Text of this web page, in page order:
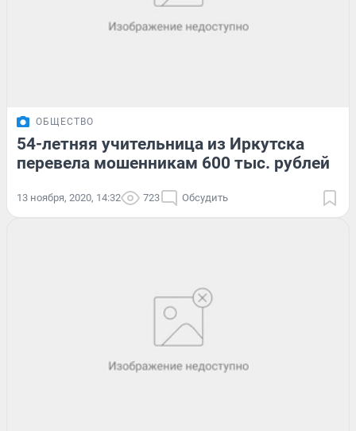
ОБЩЕСТВО
54-летняя учительница из Иркутска
перевела мошенникам 600 тыс. рублей
13 ноября, 2020, 14:32 723 Обсудить